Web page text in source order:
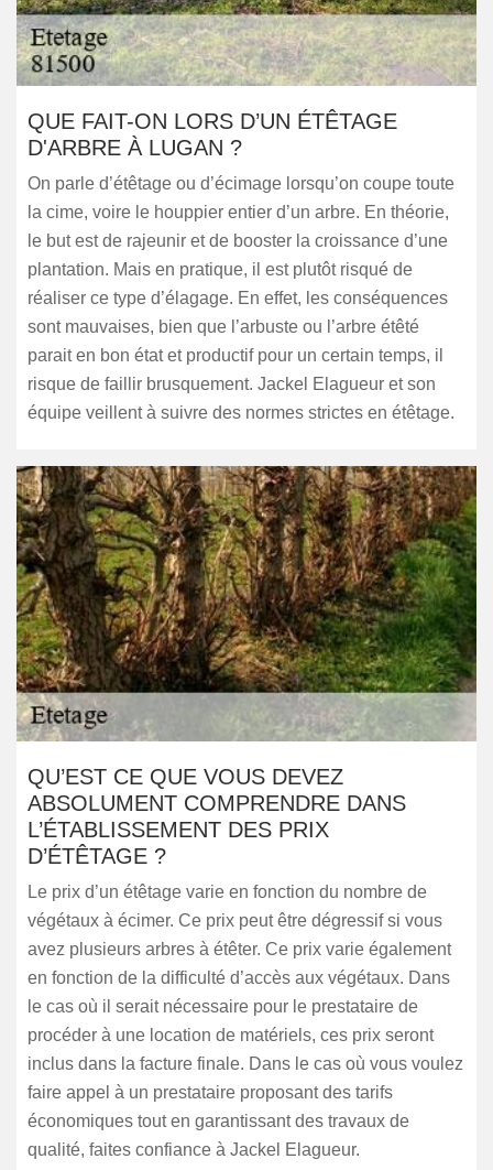
QUE FAIT-ON LORS D’UN ÉTÊTAGE
D'ARBRE À LUGAN ?
On parle d’étêtage ou d’écimage lorsqu’on coupe toute
la cime, voire le houppier entier d’un arbre. En théorie,
le but est de rajeunir et de booster la croissance d’une
plantation. Mais en pratique, il est plutôt risqué de
réaliser ce type d’élagage. En effet, les conséquences
sont mauvaises, bien que l’arbuste ou l’arbre étêté
parait en bon état et productif pour un certain temps, il
risque de faillir brusquement. Jackel Elagueur et son
équipe veillent à suivre des normes strictes en étêtage.
QU’EST CE QUE VOUS DEVEZ
ABSOLUMENT COMPRENDRE DANS
L’ÉTABLISSEMENT DES PRIX
D’ÉTÊTAGE ?
Le prix d’un étêtage varie en fonction du nombre de
végétaux à écimer. Ce prix peut être dégressif si vous
avez plusieurs arbres à étêter. Ce prix varie également
en fonction de la difficulté d’accès aux végétaux. Dans
le cas où il serait nécessaire pour le prestataire de
procéder à une location de matériels, ces prix seront
inclus dans la facture finale. Dans le cas où vous voulez
faire appel à un prestataire proposant des tarifs
économiques tout en garantissant des travaux de
qualité, faites confiance à Jackel Elagueur.